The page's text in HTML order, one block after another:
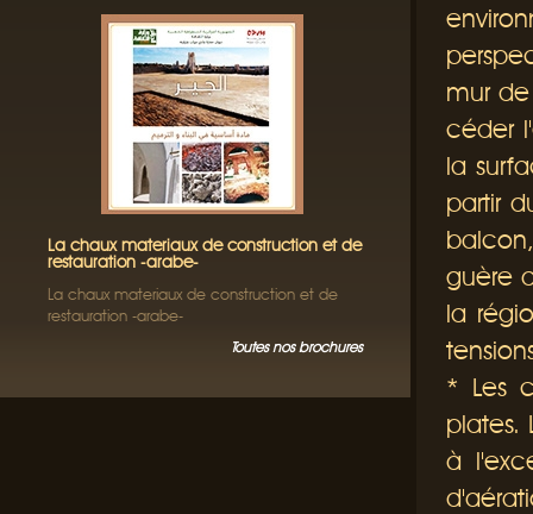
La chaux materiaux de construction et de
restauration -arabe-
La chaux materiaux de construction et de
restauration -arabe-
Toutes nos brochures
mur
céder
la
partir
guère
la
* Les
plates.
à